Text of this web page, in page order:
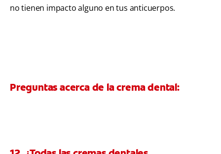
no tienen impacto alguno en tus anticuerpos.
Preguntas acerca de la crema dental: